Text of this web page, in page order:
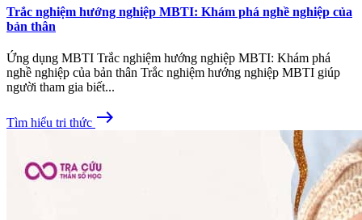
Trắc nghiệm hướng nghiệp MBTI: Khám phá nghề nghiệp của
bản thân
Ứng dụng MBTI Trắc nghiệm hướng nghiệp MBTI: Khám phá
nghề nghiệp của bản thân Trắc nghiệm hướng nghiệp MBTI giúp
người tham gia biết...
Tìm hiểu tri thức east